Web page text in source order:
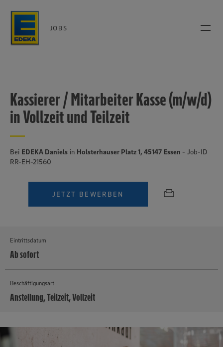
JOBS
Kassierer / Mitarbeiter Kasse (m/w/d)
in Vollzeit und Teilzeit
Bei EDEKA Daniels in Holsterhauser Platz 1, 45147 Essen - Job-ID
RR-EH-21560
JETZT BEWERBEN
Eintrittsdatum
Ab sofort
Beschäftigungsart
Anstellung, Teilzeit, Vollzeit